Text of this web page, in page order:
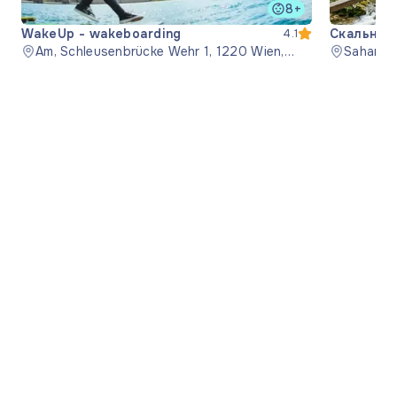
8+
WakeUp - wakeboarding
4.1
Am, Schleusenbrücke Wehr 1, 1220 Wien,